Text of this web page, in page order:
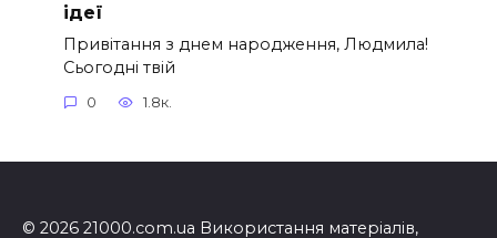
ідеї
Привітання з днем народження, Людмила!
Сьогодні твій
0 1.8к.
© 2026 21000.com.ua Використання матеріалів,